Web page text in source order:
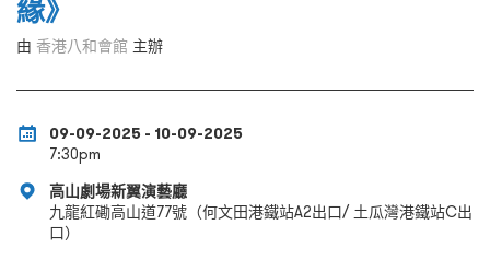
緣》
由 香港八和會館 主辦
09-09-2025 - 10-09-2025
7:30pm
高山劇場新翼演藝廳
九龍紅磡高山道77號（何文田港鐵站A2出口/ 土瓜灣港鐵站C出
口）